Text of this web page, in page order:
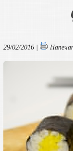
29/02/2016 |